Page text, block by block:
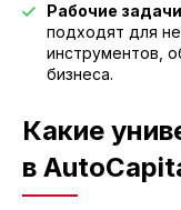
Рабочие задачи
подходят для
инструментов,
бизнеса.
Какие
в